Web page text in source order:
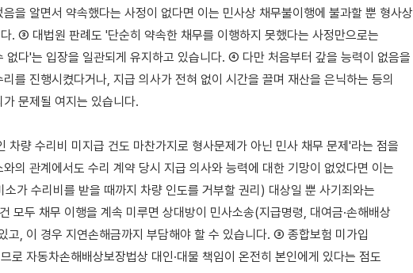
을 알면서 약속했다는 사정이 없다면 이는 민사상 채무불이행에 불과할 뿐 형사상
. ③ 대법원 판례도 '단순히 약속한 채무를 이행하지 못했다는 사정만으로는
없다'는 입장을 일관되게 유지하고 있습니다. ④ 다만 처음부터 갚을 능력이 없음을
를 진행시켰다거나, 지급 의사가 전혀 없이 시간을 끌며 재산을 은닉하는 등의
문제될 여지는 있습니다.
차량 수리비 미지급 건도 마찬가지로 형사문제가 아닌 민사 채무 문제'라는 점을
의 관계에서도 수리 계약 당시 지급 의사와 능력에 대한 기망이 없었다면 이는
소가 수리비를 받을 때까지 차량 인도를 거부할 권리) 대상일 뿐 사기죄와는
모두 채무 이행을 계속 미루면 상대방이 민사소송(지급명령, 대여금·손해배상
고, 이 경우 지연손해금까지 부담해야 할 수 있습니다. ③ 종합보험 미가입
로 자동차손해배상보장법상 대인·대물 책임이 온전히 본인에게 있다는 점도